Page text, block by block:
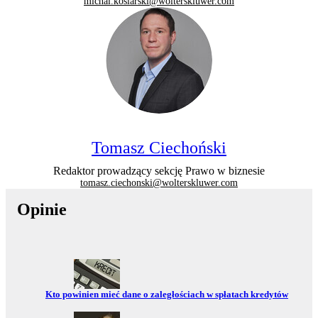
Tomasz Ciechoński
Redaktor prowadzący sekcję Prawo w biznesie
tomasz.ciechonski@wolterskluwer.com
Opinie
Przejdź do:
Kto powinien mieć dane o zaległościach w spłatach kredytów